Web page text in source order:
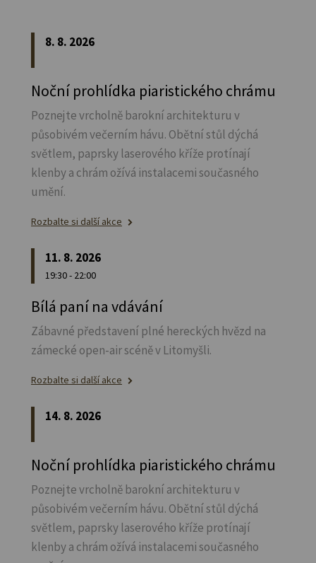
8. 8. 2026
Noční prohlídka piaristického chrámu
Poznejte vrcholně barokní architekturu v
působivém večerním hávu. Obětní stůl dýchá
světlem, paprsky laserového kříže protínají
klenby a chrám ožívá instalacemi současného
umění.
Rozbalte si další akce
11. 8. 2026
19:30 - 22:00
Bílá paní na vdávání
Zábavné představení plné hereckých hvězd na
zámecké open-air scéně v Litomyšli.
Rozbalte si další akce
14. 8. 2026
Noční prohlídka piaristického chrámu
Poznejte vrcholně barokní architekturu v
působivém večerním hávu. Obětní stůl dýchá
světlem, paprsky laserového kříže protínají
klenby a chrám ožívá instalacemi současného